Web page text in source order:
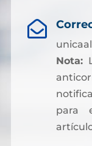

Nota:
para